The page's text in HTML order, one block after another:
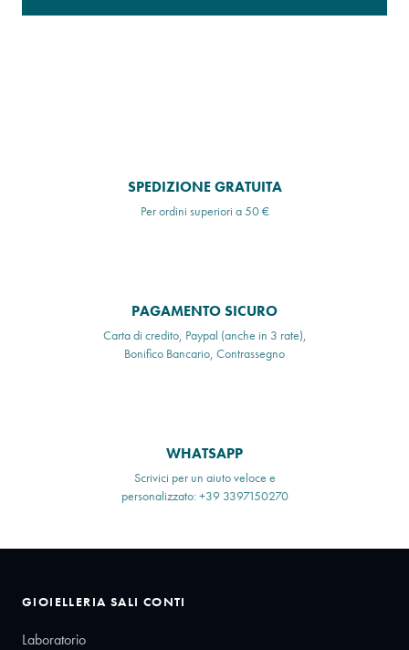
SPEDIZIONE GRATUITA
Per ordini superiori a 50 €
PAGAMENTO SICURO
Carta di credito, Paypal (anche in 3 rate),
Bonifico Bancario, Contrassegno
WHATSAPP
Scrivici per un aiuto veloce e
personalizzato: +39 3397150270
GIOIELLERIA SALI CONTI
Laboratorio